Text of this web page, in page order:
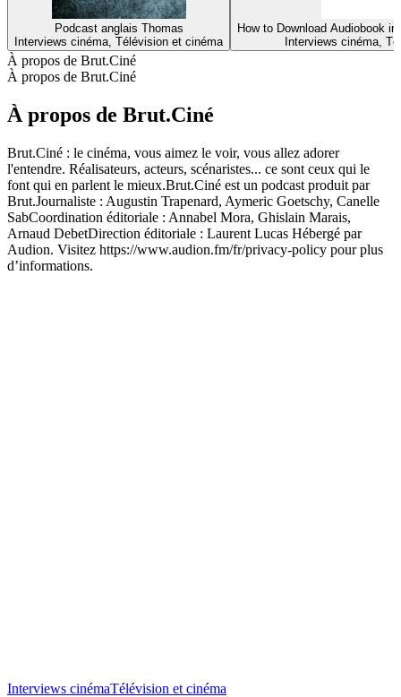
Podcast anglais Thomas
Interviews cinéma, Télévision et cinéma
How to Download Audiobook
Interviews cinéma,
À propos de Brut.Ciné
À propos de Brut.Ciné
À propos de Brut.Ciné
Brut.Ciné : le cinéma, vous aimez le voir, vous allez adorer
l'entendre. Réalisateurs, acteurs, scénaristes... ce sont ceux qui le
font qui en parlent le mieux.Brut.Ciné est un podcast produit par
Brut.Journaliste : Augustin Trapenard, Aymeric Goetschy, Canelle
SabCoordination éditoriale : Annabel Mora, Ghislain Marais,
Arnaud DebetDirection éditoriale : Laurent Lucas Hébergé par
Audion. Visitez https://www.audion.fm/fr/privacy-policy pour plus
d’informations.
Interviews cinémaTélévision et cinéma